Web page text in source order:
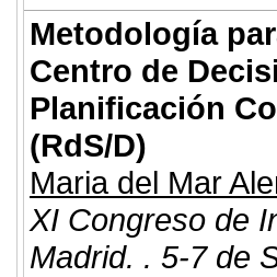
Metodología
Centro de
Planificación
(RdS/D)
Maria del Mar
XI Congreso de
Madrid. . 5-7 de